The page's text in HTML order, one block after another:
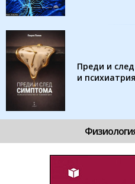
Преди и
и психиатрия